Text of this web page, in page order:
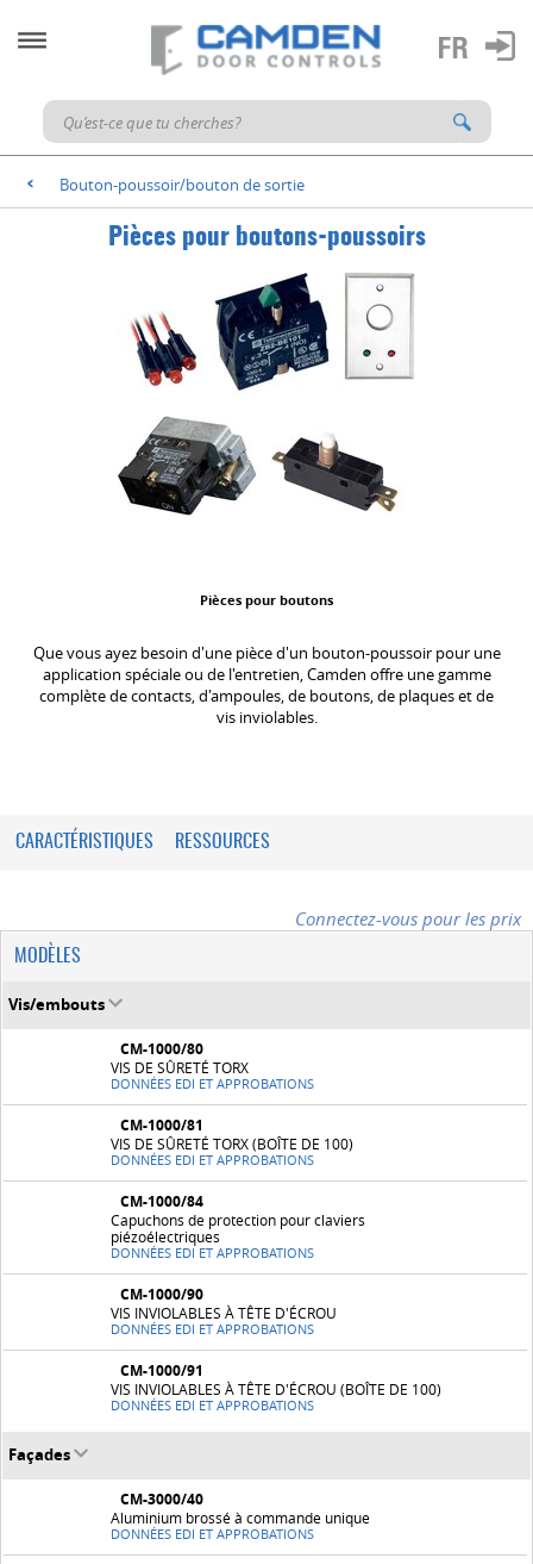
< Bouton-poussoir/bouton de sortie
Pièces pour boutons-poussoirs
Pièces pour boutons
Que vous ayez besoin d'une pièce d'un bouton-poussoir pour une
application spéciale ou de l'entretien, Camden offre une gamme
complète de contacts, d'ampoules, de boutons, de plaques et de
vis inviolables.
CARACTÉRISTIQUES RESSOURCES
Connectez-vous pour les prix
MODÈLES
Vis/embouts
CM-1000/80
VIS DE SÛRETÉ TORX
DONNÉES EDI ET APPROBATIONS
CM-1000/81
VIS DE SÛRETÉ TORX (BOÎTE DE 100)
DONNÉES EDI ET APPROBATIONS
CM-1000/84
Capuchons de protection pour claviers
piézoélectriques
DONNÉES EDI ET APPROBATIONS
CM-1000/90
VIS INVIOLABLES À TÊTE D'ÉCROU
DONNÉES EDI ET APPROBATIONS
CM-1000/91
VIS INVIOLABLES À TÊTE D'ÉCROU (BOÎTE DE 100)
DONNÉES EDI ET APPROBATIONS
Façades
CM-3000/40
Aluminium brossé à commande unique
DONNÉES EDI ET APPROBATIONS